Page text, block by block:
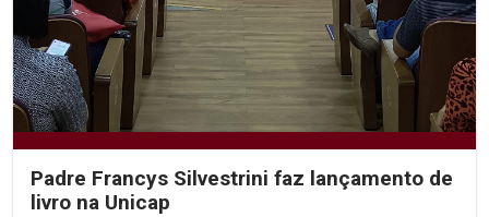
Padre Francys Silvestrini faz lançamento de
livro na Unicap